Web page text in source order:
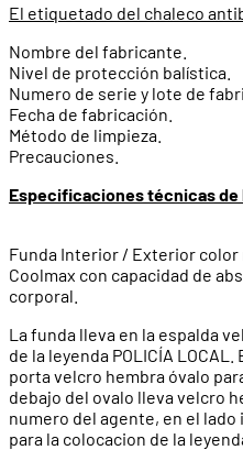
El etiquetado del chaleco
Nombre del fabricante.
Nivel de protección balística.
Numero de serie y lote de
Fecha de fabricación.
Método de limpieza.
Precauciones.
Especificaciones técnicas
Funda Interior / Exterior
Coolmax con capacidad de
corporal.
La funda lleva en la espalda
de la leyenda POLICÍA
porta velcro hembra óvalo
debajo del ovalo lleva velcro
numero del agente, en el
para la colocacion de la